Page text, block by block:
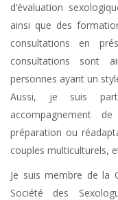
d’évaluation
ainsi que des
consultations en
consultations sont
personnes ayant un
Aussi, je suis
accompagnement
préparation ou
couples multiculturels,
Je suis membre de la
Société des